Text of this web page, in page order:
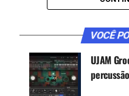
VOCÊ
UJAM